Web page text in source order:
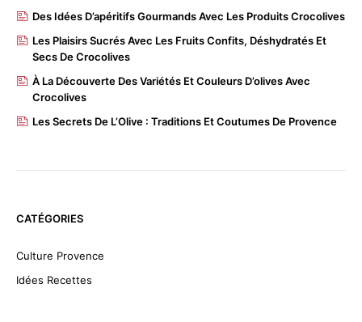
Des Idées D’apéritifs Gourmands Avec Les Produits Crocolives
Les Plaisirs Sucrés Avec Les Fruits Confits, Déshydratés Et
Secs De Crocolives
À La Découverte Des Variétés Et Couleurs D’olives Avec
Crocolives
Les Secrets De L’Olive : Traditions Et Coutumes De Provence
CATÉGORIES
Culture Provence
Idées Recettes